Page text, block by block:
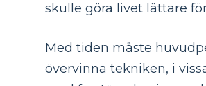
skulle göra livet lättare
Med tiden måste
övervinna tekniken, i